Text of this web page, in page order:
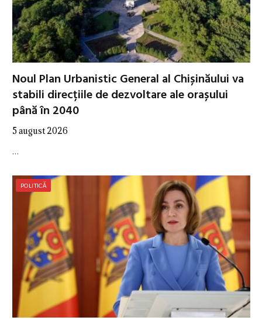
Noul Plan Urbanistic General al Chișinăului va
stabili direcțiile de dezvoltare ale orașului
până în 2040
5 august 2026
…
POLITICĂ